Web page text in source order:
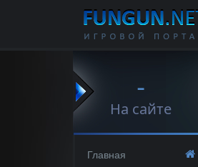
-
На сайте
Главная